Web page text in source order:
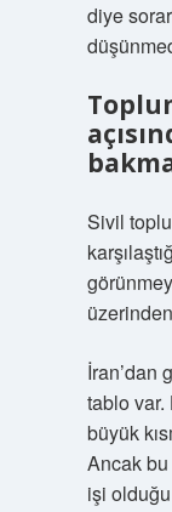
diye
Sivil
İran’dan
tablo var.
büyük
Ancak
işi olduğu